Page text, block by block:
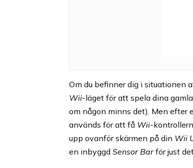
Om du befinner dig i situationen
Wii-läget för att spela dina gamla
om någon minns det). Men efter
används för att få Wii-
upp ovanför skärmen på din Wii
en inbyggd Sensor Barför just